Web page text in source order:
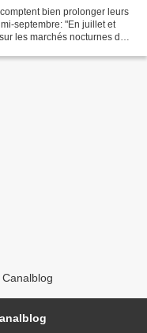
bien prolonger leurs
septembre: "En juillet et
les marchés nocturnes du